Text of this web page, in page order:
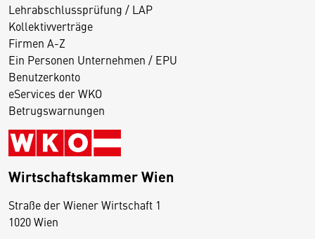
Lehrabschlussprüfung / LAP
Kollektivverträge
Firmen A-Z
Ein Personen Unternehmen / EPU
Benutzerkonto
eServices der WKO
Betrugswarnungen
Wirtschaftskammer Wien
Straße der Wiener Wirtschaft 1
1020 Wien